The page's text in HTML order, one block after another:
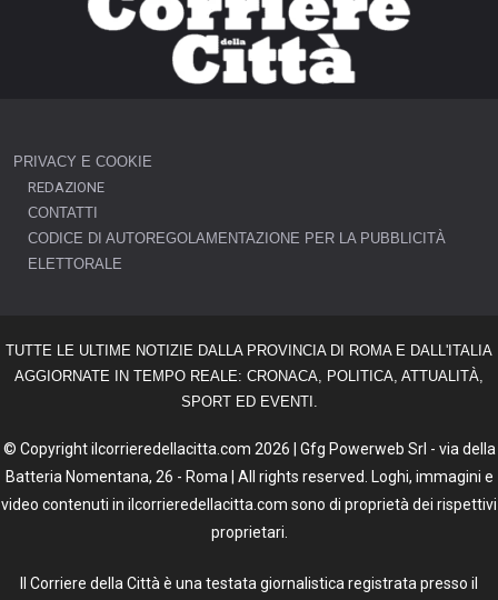
PRIVACY E COOKIE
REDAZIONE
CONTATTI
CODICE DI AUTOREGOLAMENTAZIONE PER LA PUBBLICITÀ
ELETTORALE
TUTTE LE ULTIME NOTIZIE DALLA PROVINCIA DI ROMA E DALL'ITALIA
AGGIORNATE IN TEMPO REALE: CRONACA, POLITICA, ATTUALITÀ,
SPORT ED EVENTI.
© Copyright ilcorrieredellacitta.com 2026 | Gfg Powerweb Srl - via della
Batteria Nomentana, 26 - Roma | All rights reserved. Loghi, immagini e
video contenuti in ilcorrieredellacitta.com sono di proprietà dei rispettivi
proprietari.
Il Corriere della Città è una testata giornalistica registrata presso il